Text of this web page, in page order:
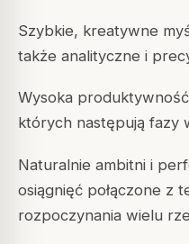
Szybkie, kreatywne
także analityczne i
Wysoka
których następują fazy
Naturalnie ambitni i
osiągnięć połączone z
rozpoczynania wielu